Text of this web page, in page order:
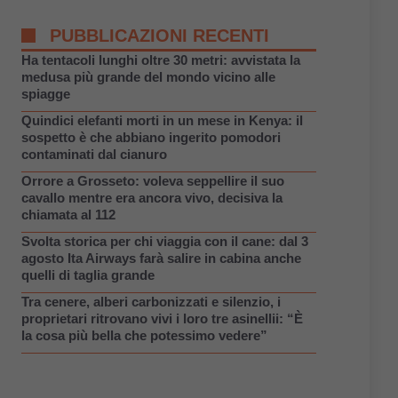
PUBBLICAZIONI RECENTI
Ha tentacoli lunghi oltre 30 metri: avvistata la
medusa più grande del mondo vicino alle
spiagge
Quindici elefanti morti in un mese in Kenya: il
sospetto è che abbiano ingerito pomodori
contaminati dal cianuro
Orrore a Grosseto: voleva seppellire il suo
cavallo mentre era ancora vivo, decisiva la
chiamata al 112
Svolta storica per chi viaggia con il cane: dal 3
agosto Ita Airways farà salire in cabina anche
quelli di taglia grande
Tra cenere, alberi carbonizzati e silenzio, i
proprietari ritrovano vivi i loro tre asinellii: “È
la cosa più bella che potessimo vedere”